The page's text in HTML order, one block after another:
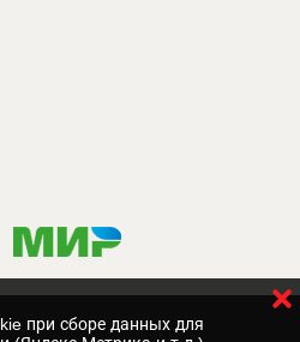
при сборе данных для